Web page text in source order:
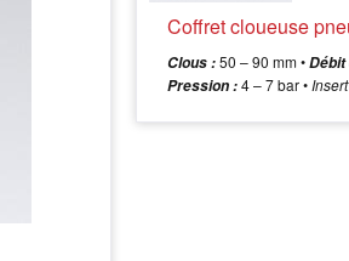
Coffret cloueuse
Clous :50 – 90 mm •Débit
Pression :4 – 7 bar •